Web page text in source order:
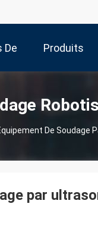
De Produits
De Soudage
par